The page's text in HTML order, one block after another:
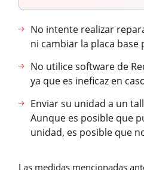
No intente realizar
ni cambiar la placa base
No utilice software de
ya que es ineficaz en
Enviar su unidad a un
Aunque es posible que
unidad, es posible que
Las medidas mencionadas